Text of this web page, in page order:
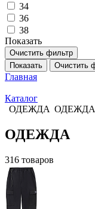
34
36
38
Показать
Очистить фильтр
Показать
Очистить
Главная
Каталог
ОДЕЖДА ОДЕЖДА
ОДЕЖДА
316 товаров